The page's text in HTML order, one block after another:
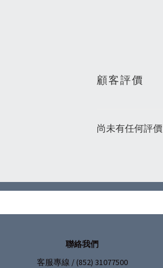
顧客評價
尚未有任何評價
聯絡我們
客服專線 / (852) 31077500